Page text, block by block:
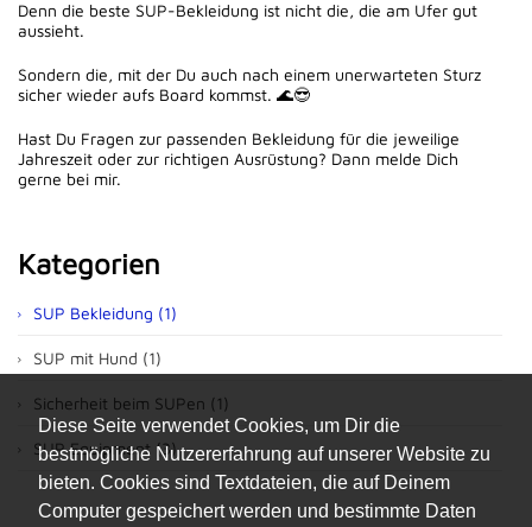
Diese Seite verwendet Cookies, um Dir die
bestmögliche Nutzererfahrung auf unserer Website zu
bieten. Cookies sind Textdateien, die auf Deinem
Computer gespeichert werden und bestimmte Daten
Denn die beste SUP-Bekleidung ist nicht die, die am Ufer gut
aussieht.
Sondern die, mit der Du auch nach einem unerwarteten Sturz
sicher wieder aufs Board kommst. 🌊😎
Hast Du Fragen zur passenden Bekleidung für die jeweilige
Jahreszeit oder zur richtigen Ausrüstung? Dann melde Dich
gerne bei mir.
Kategorien
SUP Bekleidung (1)
SUP mit Hund (1)
Sicherheit beim SUPen (1)
SUP Equipment (3)